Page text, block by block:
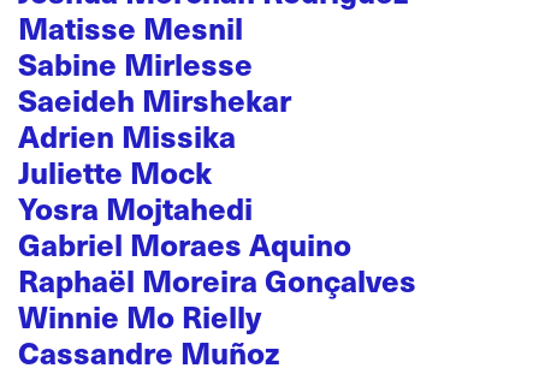
Matisse Mesnil
Sabine Mirlesse
Saeideh Mirshekar
Adrien Missika
Juliette Mock
Yosra Mojtahedi
Gabriel Moraes Aquino
Raphaël Moreira Gonçalves
Winnie Mo Rielly
Cassandre Muñoz